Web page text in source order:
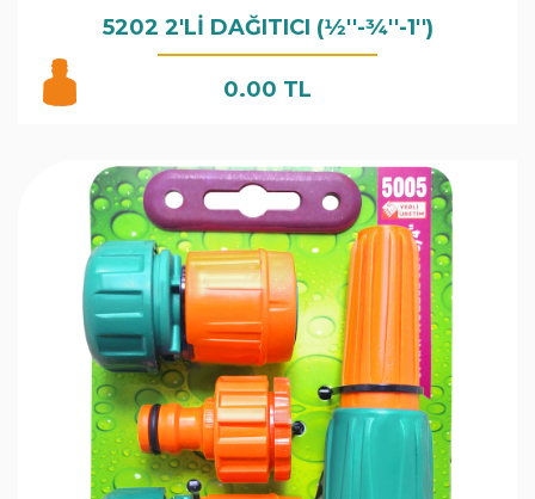
5202 2'Lİ DAĞITICI (1⁄2''-3⁄4''-1'')
0.00 TL